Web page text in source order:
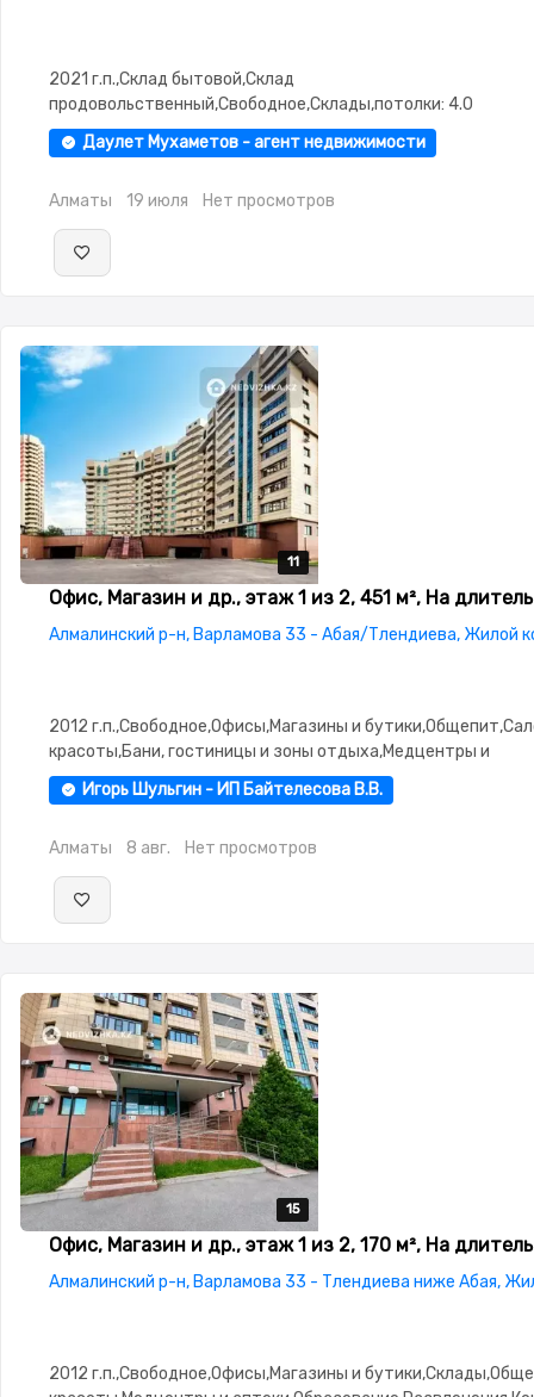
2021 г.п.,Склад бытовой,Склад
продовольственный,Свободное,Склады,потолки: 4.0
Даулет Мухаметов - агент недвижимости
Алматы 19 июля Нет просмотров
11
11
11
11
11
Офис, Магазин и др., этаж 1 из 2, 451 м², На
Алмалинский р-н, Варламова 33 - Абая/Тлендиева, Жилой
2012 г.п.,Свободное,Офисы,Магазины и
красоты,Бани, гостиницы и зоны отдыха,Медцентры и
аптеки,Образование,Развлечения,Конференц-
места,Студии,паркинг: Паркинг
Игорь Шульгин - ИП Байтелесова В.В.
Алматы 8 авг. Нет просмотров
15
15
15
15
15
Офис, Магазин и др., этаж 1 из 2, 170 м², На
Алмалинский р-н, Варламова 33 - Тлендиева ниже Абая,
2012 г.п.,Свободное,Офисы,Магазины и